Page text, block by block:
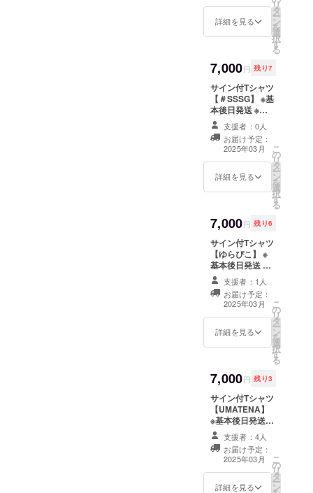
各アーティスト
限定数 サイズ M
52 55 58 肩幅
46 50 54 袖丈
20 22 24 脇仕様
丸胴仕様
詳細を見る
リ
タ
ー
ン
を
選
択
す
る
7,000円 残り7
サイン付Tシャツ
【＃SSSG】 ※基
本後日発送 ※サ
イズM、L、XL
のみ ※宛名・コ
メントの指定は
できません ※各
アーティスト限
定数 サイズ M L
XL サイズNo. 03
55 58 肩幅 46
50 54 袖丈 20
22 24 脇仕様 丸
胴仕様
支援者：0人
お届け予定：
2025年03月
詳細を見る
こ
の
リ
タ
ー
ン
を
選
択
す
る
7,000円 残り6
サイン付Tシャツ
【ゆらぴこ】 ※
基本後日発送 ※
サイズM、L、
XLのみ ※宛名・
コメントの指定
はできません ※
各アーティスト
限定数 サイズ M
52 55 58 肩幅
46 50 54 袖丈
20 22 24 脇仕様
丸胴仕様
支援者：1人
お届け予定：
2025年03月
詳細を見る
こ
の
リ
タ
ー
ン
を
選
択
す
る
7,000円 残り3
サイン付Tシャツ
【UMATENA】
※基本後日発送 ※
サイズM、L、
XLのみ ※宛名・
コメントの指定
はできません ※
各アーティスト
限定数 サイズ M
支援者：4人
お届け予定：
2025年03月
詳細を見る
こ
の
リ
タ
ー
ン